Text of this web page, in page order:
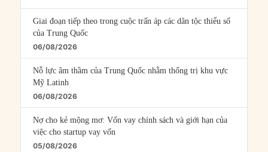
Giai đoạn tiếp theo trong cuộc trấn áp các dân tộc thiểu số
của Trung Quốc
06/08/2026
Nỗ lực âm thầm của Trung Quốc nhằm thống trị khu vực
Mỹ Latinh
06/08/2026
Nợ cho kẻ mộng mơ: Vốn vay chính sách và giới hạn của
việc cho startup vay vốn
05/08/2026